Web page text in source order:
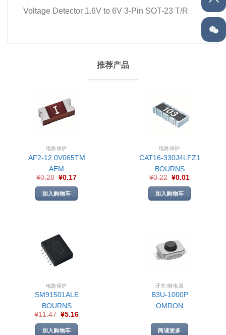
Voltage Detector 1.6V to 6V 3-Pin SOT-23 T/R
推荐产品
电路保护
AF2-12.0V065TM
AEM
¥0.28 ¥0.17
加入购物车
电路保护
CAT16-330J4LFZ1
BOURNS
¥0.22 ¥0.01
加入购物车
电路保护
SM91501ALE
BOURNS
¥11.47 ¥5.16
加入购物车
开关/继电器
B3U-1000P
OMRON
阅读更多